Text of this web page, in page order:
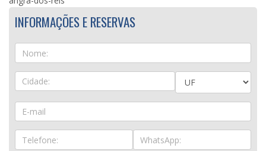
INFORMAÇÕES E RESERVAS